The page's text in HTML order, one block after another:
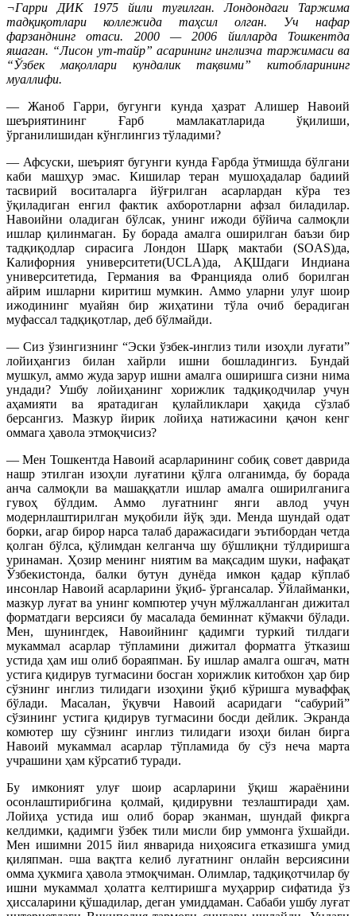
¬Гарри ДИК 1975 йили туғилган. Лондондаги Таржима
тадқиқотлари коллежида таҳсил олган. Уч нафар
фарзанднинг отаси. 2000 — 2006 йилларда Тошкентда
яшаган. “Лисон ут-тайр” асарининг инглизча таржимаси ва
“Ўзбек мақоллари кундалик тақвими” китобларининг
муаллифи.
— Жаноб Гарри, бугунги кунда ҳазрат Алишер Навоий
шеъриятининг Ғарб мамлакатларида ўқилиши,
ўрганилишидан кўнглингиз тўладими?
— Афсуски, шеърият бугунги кунда Ғарбда ўтмишда бўлгани
каби машҳур эмас. Кишилар теран мушоҳадалар бадиий
тасвирий воситаларга йўғрилган асарлардан кўра тез
ўқиладиган енгил фактик ахборотларни афзал биладилар.
Навоийни оладиган бўлсак, унинг ижоди бўйича салмоқли
ишлар қилинмаган. Бу борада амалга оширилган баъзи бир
тадқиқодлар сирасига Лондон Шарқ мактаби (SOAS)да,
Калифорния университети(UCLA)да, АҚШдаги Индиана
университетида, Германия ва Францияда олиб борилган
айрим ишларни киритиш мумкин. Аммо уларни улуғ шоир
ижодининг муайян бир жиҳатини тўла очиб берадиган
муфассал тадқиқотлар, деб бўлмайди.
— Сиз ўзингизнинг “Эски ўзбек-инглиз тили изоҳли луғати”
лойиҳангиз билан хайрли ишни бошладингиз. Бундай
мушкул, аммо жуда зарур ишни амалга оширишга сизни нима
ундади? Ушбу лойиҳанинг хорижлик тадқиқодчилар учун
аҳамияти ва яратадиган қулайликлари ҳақида сўзлаб
берсангиз. Мазкур йирик лойиҳа натижасини қачон кенг
оммага ҳавола этмоқчисиз?
— Мен Тошкентда Навоий асарларининг собиқ совет даврида
нашр этилган изоҳли луғатини қўлга олганимда, бу борада
анча салмоқли ва машаққатли ишлар амалга оширилганига
гувоҳ бўлдим. Аммо луғатнинг янги авлод учун
модернлаштирилган муқобили йўқ эди. Менда шундай одат
борки, агар бирор нарса талаб даражасидаги эътибордан четда
қолган бўлса, қўлимдан келганча шу бўшлиқни тўлдиришга
уринаман. Ҳозир менинг ниятим ва мақсадим шуки, нафақат
Ўзбекистонда, балки бутун дунёда имкон қадар кўплаб
инсонлар Навоий асарларини ўқиб- ўргансалар. Ўйлайманки,
мазкур луғат ва унинг компютер учун мўлжалланган дижитал
форматдаги версияси бу масалада беминнат кўмакчи бўлади.
Мен, шунингдек, Навоийнинг қадимги туркий тилдаги
мукаммал асарлар тўпламини дижитал форматга ўтказиш
устида ҳам иш олиб бораяпман. Бу ишлар амалга ошгач, матн
устига қидирув тугмасини босган хорижлик китобхон ҳар бир
сўзнинг инглиз тилидаги изоҳини ўқиб кўришга муваффақ
бўлади. Масалан, ўқувчи Навоий асаридаги “сабурий”
сўзининг устига қидирув тугмасини босди дейлик. Экранда
комютер шу сўзнинг инглиз тилидаги изоҳи билан бирга
Навоий мукаммал асарлар тўпламида бу сўз неча марта
учрашини ҳам кўрсатиб туради.
Бу имконият улуғ шоир асарларини ўқиш жараёнини
осонлаштирибгина қолмай, қидирувни тезлаштиради ҳам.
Лойиҳа устида иш олиб борар эканман, шундай фикрга
келдимки, қадимги ўзбек тили мисли бир уммонга ўхшайди.
Мен ишимни 2015 йил январида ниҳоясига етказишга умид
қиляпман. ¤ша вақтга келиб луғатнинг онлайн версиясини
омма ҳукмига ҳавола этмоқчиман. Олимлар, тадқиқотчилар бу
ишни мукаммал ҳолатга келтиришга муҳаррир сифатида ўз
ҳиссаларини қўшадилар, деган умиддаман. Сабаби ушбу луғат